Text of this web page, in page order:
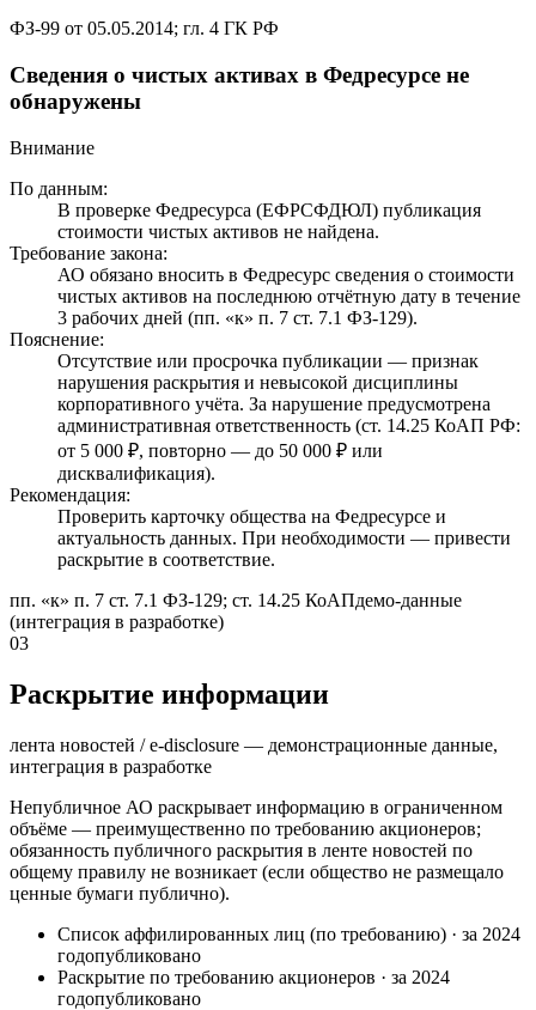
ФЗ-99 от 05.05.2014; гл. 4 ГК РФ
Сведения о чистых активах в Федресурсе не
обнаружены
Внимание
По данным:
В проверке Федресурса (ЕФРСФДЮЛ) публикация
стоимости чистых активов не найдена.
Требование закона:
АО обязано вносить в Федресурс сведения о стоимости
чистых активов на последнюю отчётную дату в течение
3 рабочих дней (пп. «к» п. 7 ст. 7.1 ФЗ-129).
Пояснение:
Отсутствие или просрочка публикации — признак
нарушения раскрытия и невысокой дисциплины
корпоративного учёта. За нарушение предусмотрена
административная ответственность (ст. 14.25 КоАП РФ:
от 5 000 ₽, повторно — до 50 000 ₽ или
дисквалификация).
Рекомендация:
Проверить карточку общества на Федресурсе и
актуальность данных. При необходимости — привести
раскрытие в соответствие.
пп. «к» п. 7 ст. 7.1 ФЗ-129; ст. 14.25 КоАПдемо-данные
(интеграция в разработке)
03
Раскрытие информации
лента новостей / e-disclosure — демонстрационные данные,
интеграция в разработке
Непубличное АО раскрывает информацию в ограниченном
объёме — преимущественно по требованию акционеров;
обязанность публичного раскрытия в ленте новостей по
общему правилу не возникает (если общество не размещало
ценные бумаги публично).
Список аффилированных лиц (по требованию) · за 2024
годопубликовано
Раскрытие по требованию акционеров · за 2024
годопубликовано